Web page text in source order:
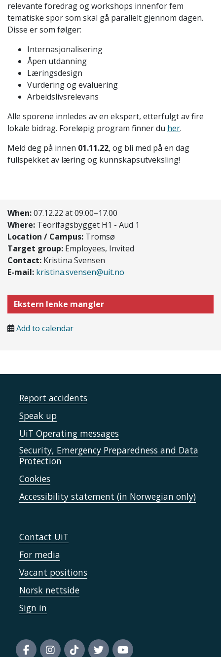
relevante foredrag og workshops innenfor fem
tematiske spor som skal gå parallelt gjennom dagen.
Disse er som følger:
Internasjonalisering
Åpen utdanning
Læringsdesign
Vurdering og evaluering
Arbeidslivsrelevans
Alle sporene innledes av en ekspert, etterfulgt av fire
lokale bidrag. Foreløpig program finner du her.
Meld deg på innen 01.11.22, og bli med på en dag
fullspekket av læring og kunnskapsutveksling!
When:07.12.22 at 09.00–17.00
Where: Teorifagsbygget H1 - Aud 1
Location / Campus: Tromsø
Target group: Employees, Invited
Contact: Kristina Svensen
E-mail: kristina.svensen@uit.no
Ekstern lenke mangler
Add to calendar
Report accidents
Speak up
UiT Operating messages
Security, Emergency Preparedness and Data
Protection
Cookies
Accessibility statement (in Norwegian only)
Contact UiT
For media
Vacant positions
Norsk nettside
Sign in